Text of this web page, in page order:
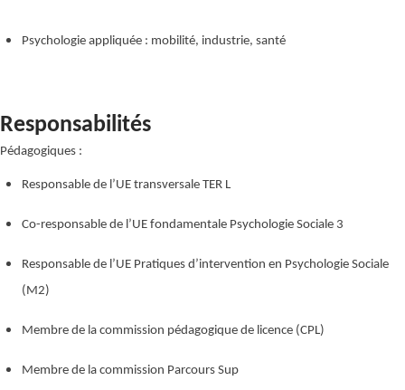
Psychologie appliquée : mobilité, industrie, santé
Responsabilités
Pédagogiques :
Responsable de l’UE transversale TER L
Co-responsable de l’UE fondamentale Psychologie Sociale 3
Responsable de l’UE Pratiques d’intervention en Psychologie Sociale
(M2)
Membre de la commission pédagogique de licence (CPL)
Membre de la commission Parcours Sup